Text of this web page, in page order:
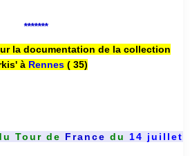
*******
la documentation de la collection
à Rennes( 35)
Tour de France du 14 juillet